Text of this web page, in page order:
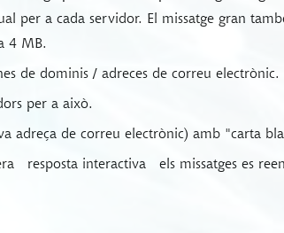
per a cada servidor. El missatge gran
4 MB.
de dominis / adreces de correu electrònic.
per a això.
adreça de correu electrònic) amb "carta
resposta interactiva
els missatges es